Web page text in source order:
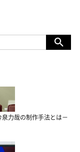
力哉の制作手法とは－